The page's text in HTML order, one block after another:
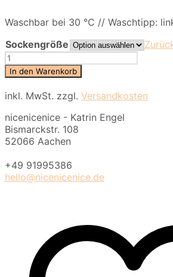
Waschbar bei 30 °C // Waschtipp:
Sockengröße
Kniestrümpfe
play
-
rose
In den Warenkorb
inkl. MwSt. zzgl. Versandkosten
nicenicenice - Katrin Engel
Bismarckstr. 108
52066 Aachen
+49 91995386
hello@nicenicenice.de